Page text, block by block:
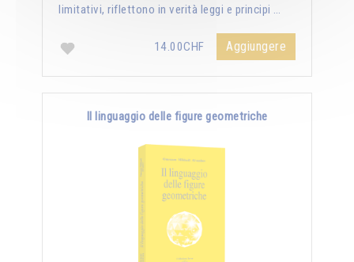
limitativi, riflettono in verità leggi e principi …
14.00CHF Aggiungere
Il linguaggio delle figure geometriche